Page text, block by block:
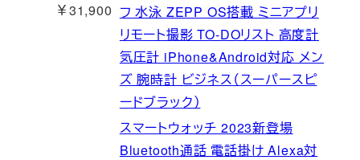
￥31,900 フ 水泳 ZEPP OS搭載 ミニアプリ
リモート撮影 TO-DOリスト 高度計
気圧計 iPhone&Android対応 メン
ズ 腕時計 ビジネス（スーパースピ
ードブラック）
スマートウォッチ 2023新登場
Bluetooth通話 電話掛け Alexa対